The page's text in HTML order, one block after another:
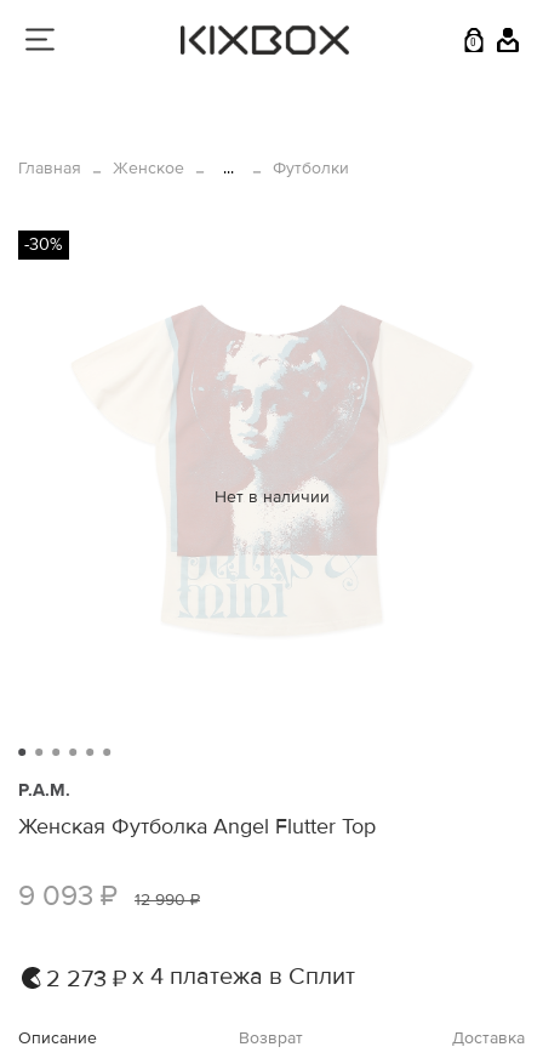
0
Главная Женское ... Футболки
Нет в наличии
-30%
P.A.M.
Женская Футболка Angel Flutter Top
9 093 ₽ 12 990 ₽
2 273 ₽ х 4 платежа в Сплит
Описание Возврат Доставка